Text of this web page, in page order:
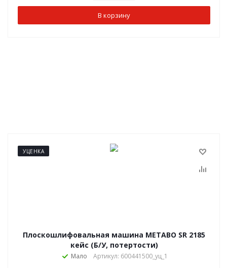
В корзину
УЦЕНКА
Плоскошлифовальная машина METABO SR 2185
кейс (Б/У, потертости)
Мало
Артикул: 600441500_уц_1